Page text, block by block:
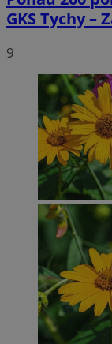
GKS Tychy –
9